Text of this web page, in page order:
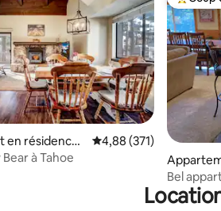
résidence ⋅
Évaluation moyenne
4,88 (371)
à Tahoe
Coups
Truckee
Bel